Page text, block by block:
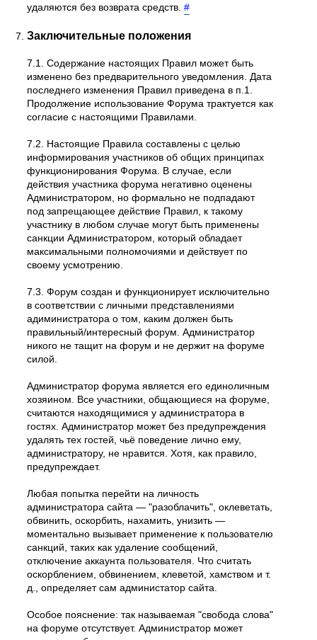
удаляются без возврата средств.#
Заключительные положения
7.1. Содержание настоящих Правил может быть
изменено без предварительного уведомления. Дата
последнего изменения Правил приведена в п.1.
Продолжение использование Форума трактуется как
согласие с настоящими Правилами.
7.2. Настоящие Правила составлены с целью
информирования участников об общих принципах
функционирования Форума. В случае, если
действия участника форума негативно оценены
Администратором, но формально не подпадают
под запрещающее действие Правил, к такому
участнику в любом случае могут быть применены
санкции Администратором, который обладает
максимальными полномочиями и действует по
своему усмотрению.
7.3. Форум создан и функционирует исключительно
в соответствии с личными представлениями
адиминистратора о том, каким должен быть
правильный/интересный форум. Администратор
никого не тащит на форум и не держит на форуме
силой.
Администратор форума является его единоличным
хозяином. Все участники, общающиеся на форуме,
считаются находящимися у администратора в
гостях. Администратор может без предупреждения
удалять тех гостей, чьё поведение лично ему,
администратору, не нравится. Хотя, как правило,
предупреждает.
Любая попытка перейти на личность
администратора сайта — "разоблачить", оклеветать,
обвинить, оскорбить, нахамить, унизить —
моментально вызывает применение к пользователю
санкций, таких как удаление сообщений,
отключение аккаунта пользователя. Что считать
оскорблением, обвинением, клеветой, хамством и т.
д., определяет сам администатор сайта.
Особое пояснение: так называемая "свобода слова"
на форуме отсутствует. Администратор может